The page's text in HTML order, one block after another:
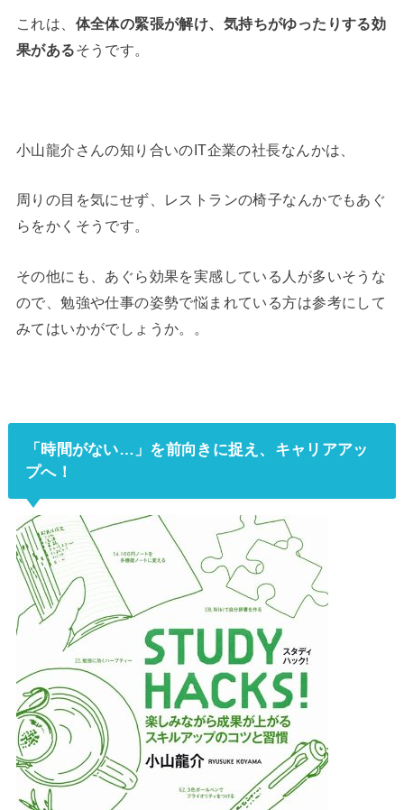
これは、 体全体の緊張が解け、気持ちがゆったりする効
果があるそうです。
小山龍介さんの知り合いのIT企業の社長なんかは、
周りの目を気にせず、レストランの椅子なんかでもあぐ
らをかくそうです。
その他にも、あぐら効果を実感している人が多いそうな
ので、勉強や仕事の姿勢で悩まれている方は参考にして
みてはいかがでしょうか。。
「時間がない…」を前向きに捉え、キャリアアッ
プへ！